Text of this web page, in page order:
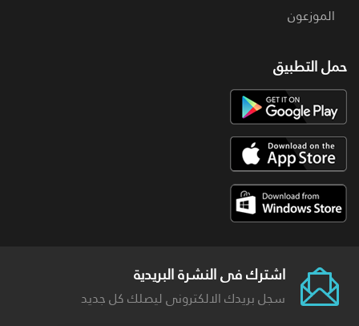
الموزعون
حمل التطبيق
اشترك فى النشرة البريدية
سجل بريدك الالكترونى ليصلك كل جديد